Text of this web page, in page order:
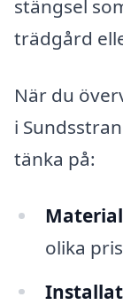
stängsel
trädgård
När du
i
tänka på:
olika